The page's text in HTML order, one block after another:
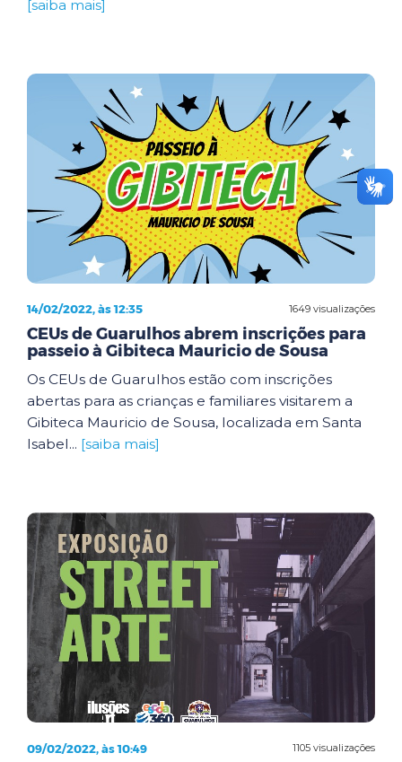
[saiba mais]
1649 visualizações
14/02/2022, às 12:35
CEUs de Guarulhos abrem inscrições para
passeio à Gibiteca Mauricio de Sousa
Os CEUs de Guarulhos estão com inscrições
abertas para as crianças e familiares visitarem a
Gibiteca Mauricio de Sousa, localizada em Santa
Isabel... [saiba mais]
1105 visualizações
09/02/2022, às 10:49